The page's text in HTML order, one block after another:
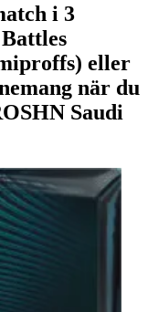
i 3
eller
när du
Saudi